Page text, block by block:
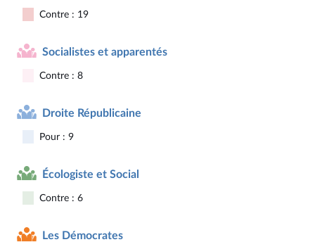
Contre : 19
Socialistes et apparentés
Contre : 8
Droite Républicaine
Pour : 9
Écologiste et Social
Contre : 6
Les Démocrates